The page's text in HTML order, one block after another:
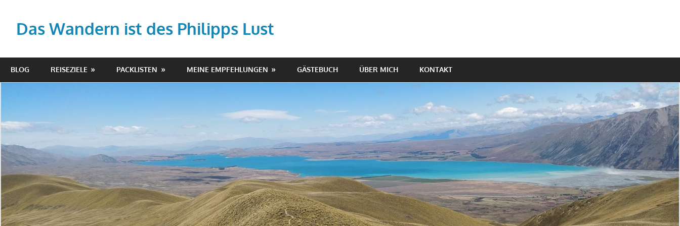
springenDas Wandern ist des Philipps Lust
beautifully
with
managed
by
BLOG REISEZIELE PACKLISTEN MEINE EMPFEHLUNGEN GÄSTEBUCH ÜBER MICH KONTAKT